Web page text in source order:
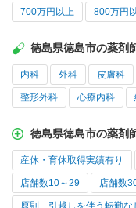
700万円以上 800万円
徳島県徳島市の薬剤
内科 外科 皮膚科
整形外科 心療内科
徳島県徳島市の薬剤
産休・育休取得実績有り
店舗数10～29 店舗数